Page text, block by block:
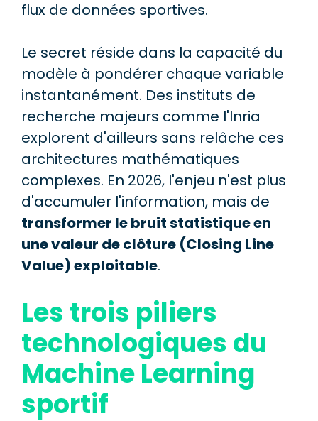
flux de données sportives.
Le secret réside dans la capacité du
modèle à pondérer chaque variable
instantanément. Des instituts de
recherche majeurs comme l'Inria
explorent d'ailleurs sans relâche ces
architectures mathématiques
complexes. En 2026, l'enjeu n'est plus
d'accumuler l'information, mais de
transformer le bruit statistique en
une valeur de clôture (Closing Line
Value) exploitable.
Les trois piliers
technologiques du
Machine Learning
sportif